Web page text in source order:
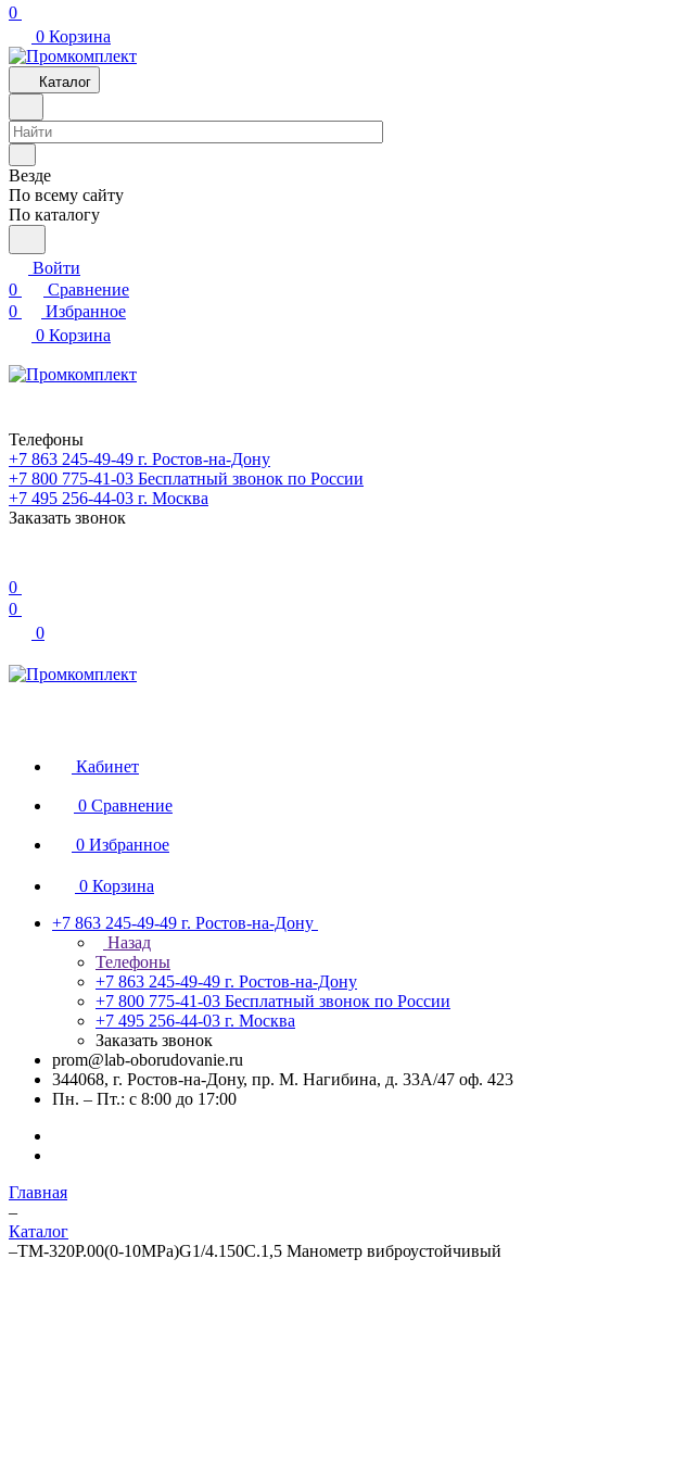
0
0 Корзина
Каталог
Везде
По всему сайту
По каталогу
Войти
0
Сравнение
0
Избранное
0 Корзина
Телефоны
+7 863 245-49-49 г. Ростов-на-Дону
+7 800 775-41-03 Бесплатный звонок по России
+7 495 256-44-03 г. Москва
Заказать звонок
0
0
0
Кабинет
0 Сравнение
0 Избранное
0 Корзина
+7 863 245-49-49 г. Ростов-на-Дону
Назад
Телефоны
+7 863 245-49-49 г. Ростов-на-Дону
+7 800 775-41-03 Бесплатный звонок по России
+7 495 256-44-03 г. Москва
Заказать звонок
prom@lab-oborudovanie.ru
344068, г. Ростов-на-Дону, пр. М. Нагибина, д. 33А/47 оф. 423
Пн. – Пт.: с 8:00 до 17:00
Главная
–
Каталог
–ТМ-320Р.00(0-10MPa)G1/4.150C.1,5 Манометр виброустойчивый